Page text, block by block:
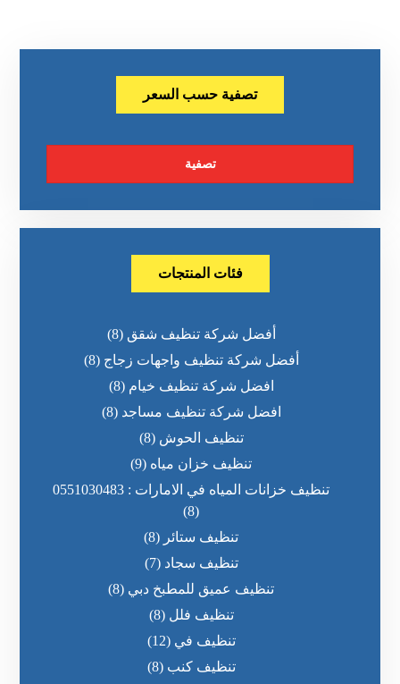
تصفية حسب السعر
تصفية
فئات المنتجات
أفضل شركة تنظيف شقق (8)
أفضل شركة تنظيف واجهات زجاج (8)
افضل شركة تنظيف خيام (8)
افضل شركة تنظيف مساجد (8)
تنظيف الحوش (8)
تنظيف خزان مياه (9)
تنظيف خزانات المياه في الامارات : 0551030483
(8)
تنظيف ستائر (8)
تنظيف سجاد (7)
تنظيف عميق للمطبخ دبي (8)
تنظيف فلل (8)
تنظيف في (12)
تنظيف كنب (8)